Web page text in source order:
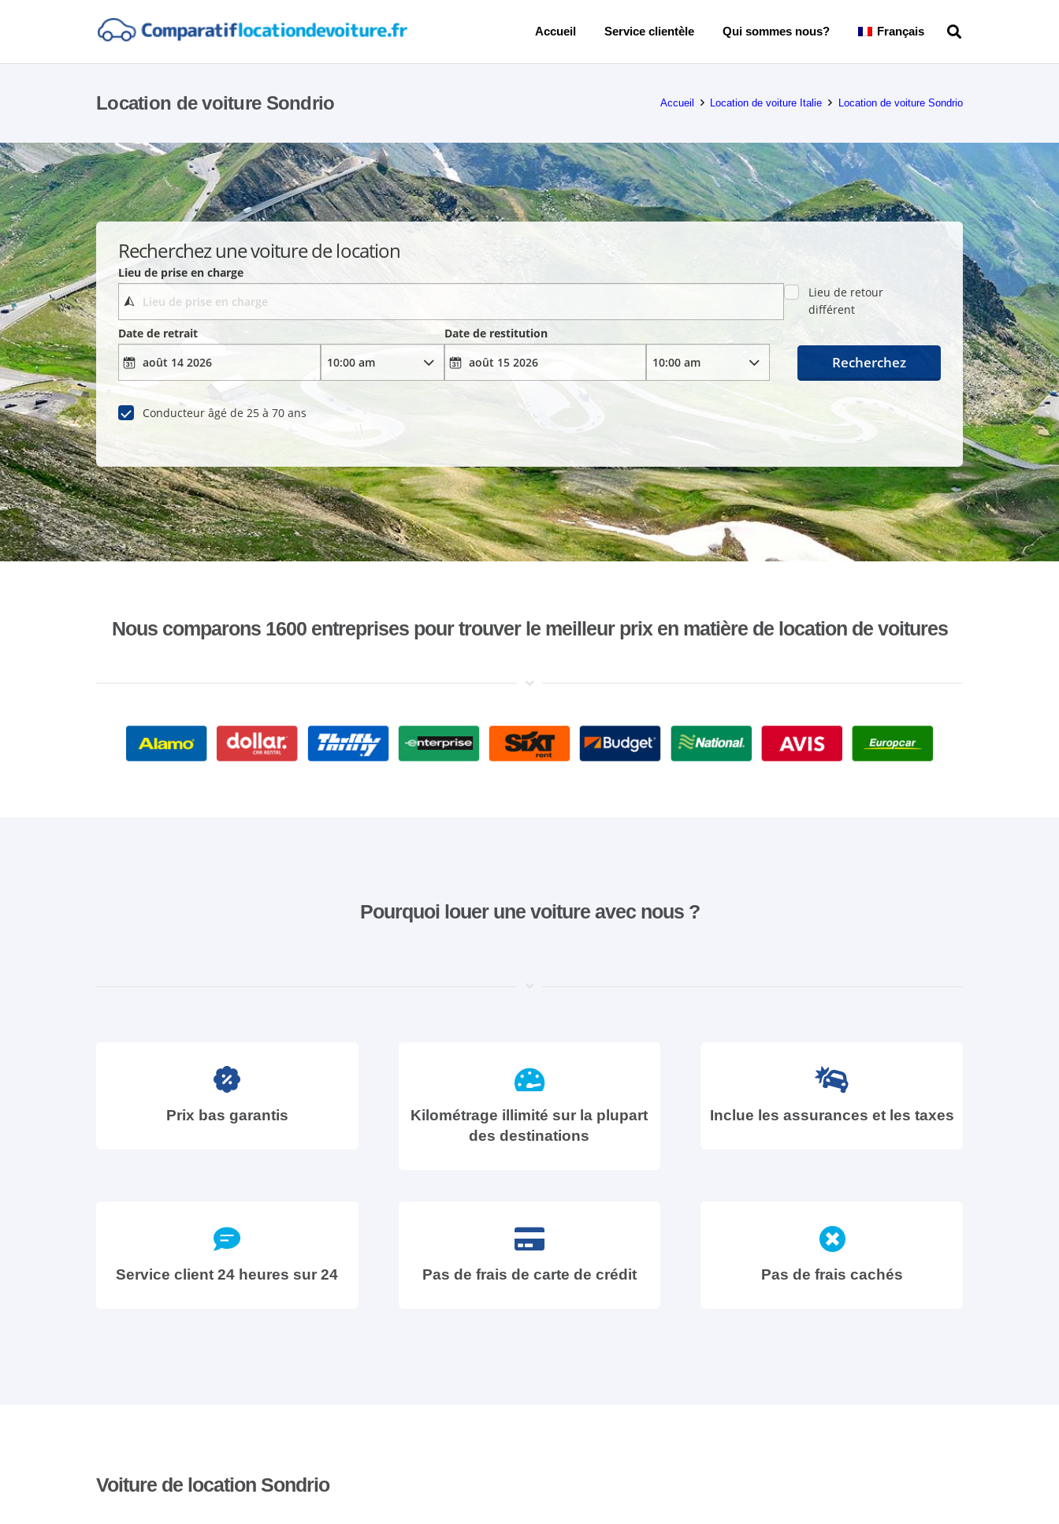
Accueil Service clientèle Qui sommes nous? Français
Location de voiture Sondrio Accueil Location de voiture Italie Location de voiture Sondrio
Recherchez une voiture de location
Lieu de prise en charge
Lieu de retour
différent
Date de retrait
Date de restitution
Conducteur âgé de 25 à 70 ans
Recherchez
Nous comparons 1600 entreprises pour trouver le meilleur prix en matière de location de voitures
Pourquoi louer une voiture avec nous ?
Prix bas garantis
Kilométrage illimité sur la plupart
des destinations
Inclue les assurances et les taxes
Service client 24 heures sur 24 Pas de frais de carte de crédit Pas de frais cachés
Voiture de location Sondrio